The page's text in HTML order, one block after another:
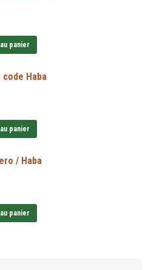
panier
code Haba
panier
/ Haba
panier